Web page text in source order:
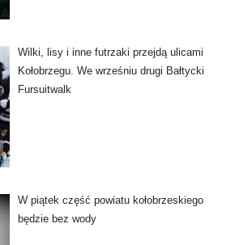
Wilki, lisy i inne futrzaki przejdą ulicami
Kołobrzegu. We wrześniu drugi Bałtycki
Fursuitwalk
W piątek część powiatu kołobrzeskiego
będzie bez wody